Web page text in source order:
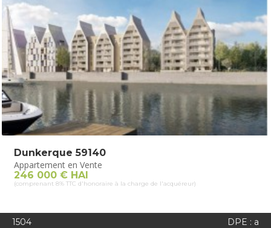
Dunkerque 59140
Appartement en Vente
246 000 € HAI
(comprenant 8% TTC d'honoraire à la charge de l'acquéreur)
1504 DPE : a